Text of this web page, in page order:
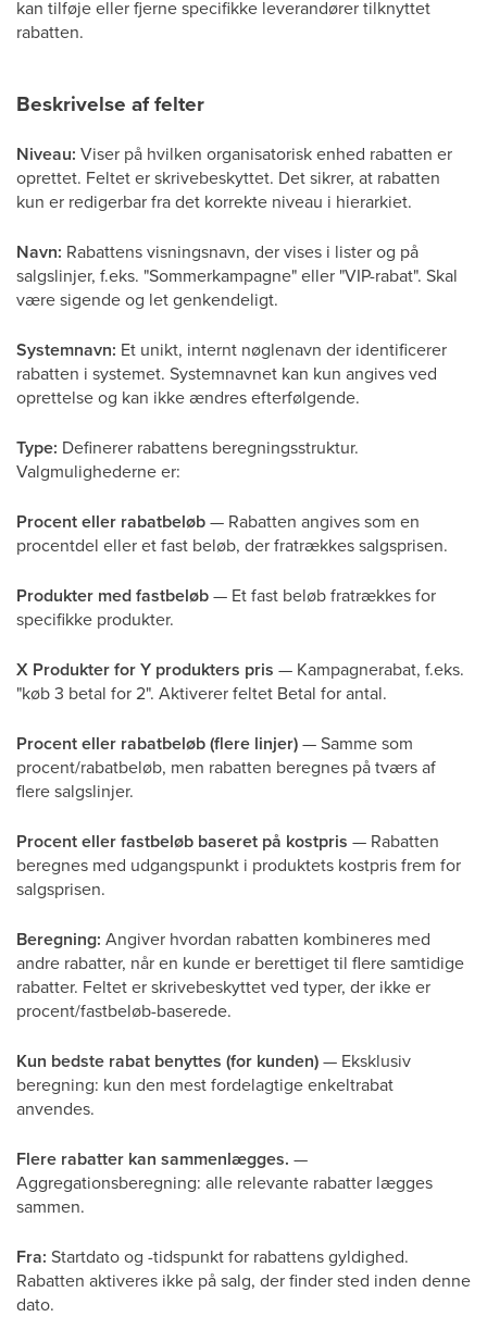
kan tilføje eller fjerne specifikke leverandører tilknyttet
rabatten.
Beskrivelse af felter
Niveau: Viser på hvilken organisatorisk enhed rabatten er
oprettet. Feltet er skrivebeskyttet. Det sikrer, at rabatten
kun er redigerbar fra det korrekte niveau i hierarkiet.
Navn: Rabattens visningsnavn, der vises i lister og på
salgslinjer, f.eks. "Sommerkampagne" eller "VIP-rabat". Skal
være sigende og let genkendeligt.
Systemnavn: Et unikt, internt nøglenavn der identificerer
rabatten i systemet. Systemnavnet kan kun angives ved
oprettelse og kan ikke ændres efterfølgende.
Type: Definerer rabattens beregningsstruktur.
Valgmulighederne er:
Procent eller rabatbeløb— Rabatten angives som en
procentdel eller et fast beløb, der fratrækkes salgsprisen.
Produkter med fastbeløb— Et fast beløb fratrækkes for
specifikke produkter.
X Produkter for Y produkters pris — Kampagnerabat, f.eks.
"køb 3 betal for 2". Aktiverer feltet Betal for antal.
Procent eller rabatbeløb (flere linjer)— Samme som
procent/rabatbeløb, men rabatten beregnes på tværs af
flere salgslinjer.
Procent eller fastbeløb baseret på kostpris — Rabatten
beregnes med udgangspunkt i produktets kostpris frem for
salgsprisen.
Beregning: Angiver hvordan rabatten kombineres med
andre rabatter, når en kunde er berettiget til flere samtidige
rabatter. Feltet er skrivebeskyttet ved typer, der ikke er
procent/fastbeløb-baserede.
Kun bedste rabat benyttes (for kunden)— Eksklusiv
beregning: kun den mest fordelagtige enkeltrabat
anvendes.
Flere rabatter kan sammenlægges. —
Aggregationsberegning: alle relevante rabatter lægges
sammen.
Fra: Startdato og -tidspunkt for rabattens gyldighed.
Rabatten aktiveres ikke på salg, der finder sted inden denne
dato.